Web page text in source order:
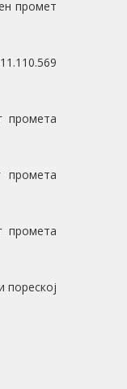
промет
промета
промета
промета